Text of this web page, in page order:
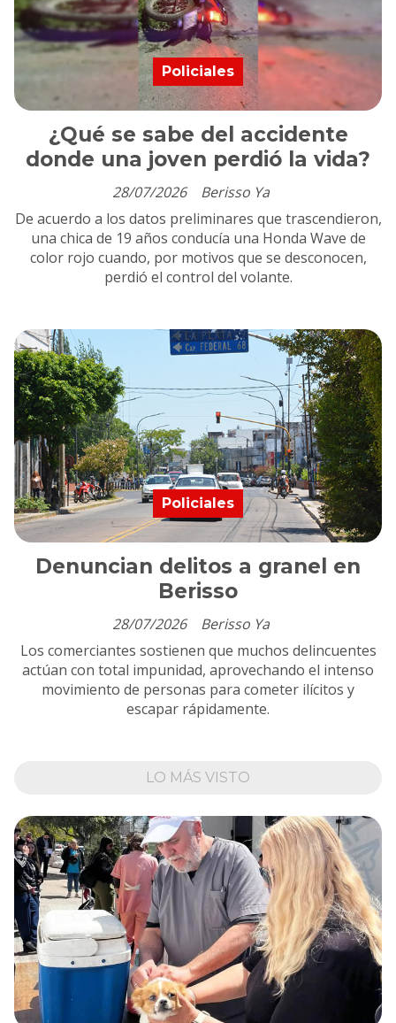
¿Qué se sabe del accidente
donde una joven perdió la vida?
Berisso Ya
Policiales
28/07/2026
De acuerdo a los datos preliminares que trascendieron,
una chica de 19 años conducía una Honda Wave de
color rojo cuando, por motivos que se desconocen,
perdió el control del volante.
Denuncian delitos a granel en
Berisso
Berisso Ya
Policiales
28/07/2026
Los comerciantes sostienen que muchos delincuentes
actúan con total impunidad, aprovechando el intenso
movimiento de personas para cometer ilícitos y
escapar rápidamente.
LO MÁS VISTO